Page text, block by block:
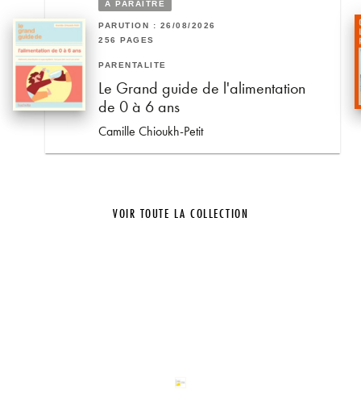
À PARAÎTRE
PARUTION : 26/08/2026
256 PAGES
PARENTALITÉ
Le Grand guide de l'alimentation
de 0 à 6 ans
Camille Chioukh-Petit
VOIR TOUTE LA COLLECTION